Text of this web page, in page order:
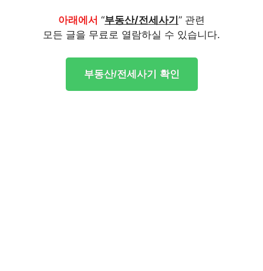
아래에서 “부동산/전세사기 ” 관련
모든 글을 무료로 열람하실 수 있습니다.
부동산/전세사기 확인